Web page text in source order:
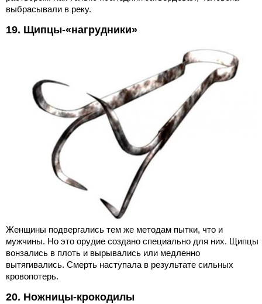
выбрасывали в реку.
19. Щипцы-«нагрудники»
Женщины подвергались тем же методам пытки, что и
мужчины. Но это орудие создано специально для них. Щипцы
вонзались в плоть и вырывались или медленно
вытягивались. Смерть наступала в результате сильных
кровопотерь.
20. Ножницы-крокодилы